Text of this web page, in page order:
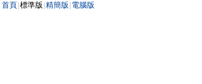
首頁 標準版 精簡版 電腦版